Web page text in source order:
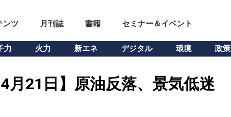
ンツ 月刊誌 書籍 セミナー＆イベント
力 火力 新エネ デジタル 環境 政策
月21日】原油反落、景気低迷